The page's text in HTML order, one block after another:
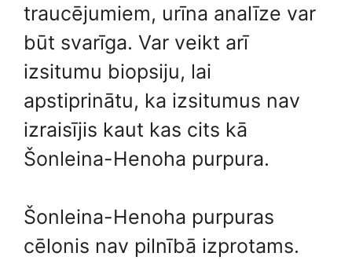
traucējumiem, urīna analīze var
būt svarīga. Var veikt arī
izsitumu biopsiju, lai
apstiprinātu, ka izsitumus nav
izraisījis kaut kas cits kā
Šonleina-Henoha purpura.
Šonleina-Henoha purpuras
cēlonis nav pilnībā izprotams.